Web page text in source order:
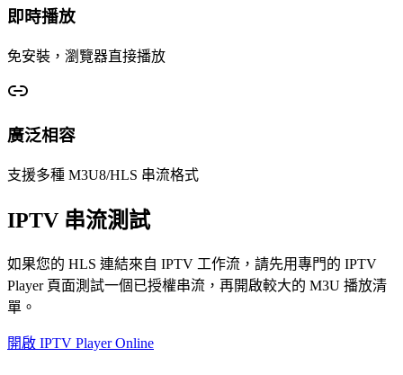
即時播放
免安裝，瀏覽器直接播放
廣泛相容
支援多種 M3U8/HLS 串流格式
IPTV 串流測試
如果您的 HLS 連結來自 IPTV 工作流，請先用專門的 IPTV
Player 頁面測試一個已授權串流，再開啟較大的 M3U 播放清
單。
開啟 IPTV Player Online